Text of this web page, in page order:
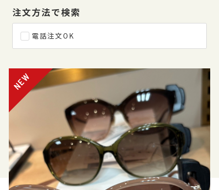
注文方法で検索
電話注文OK